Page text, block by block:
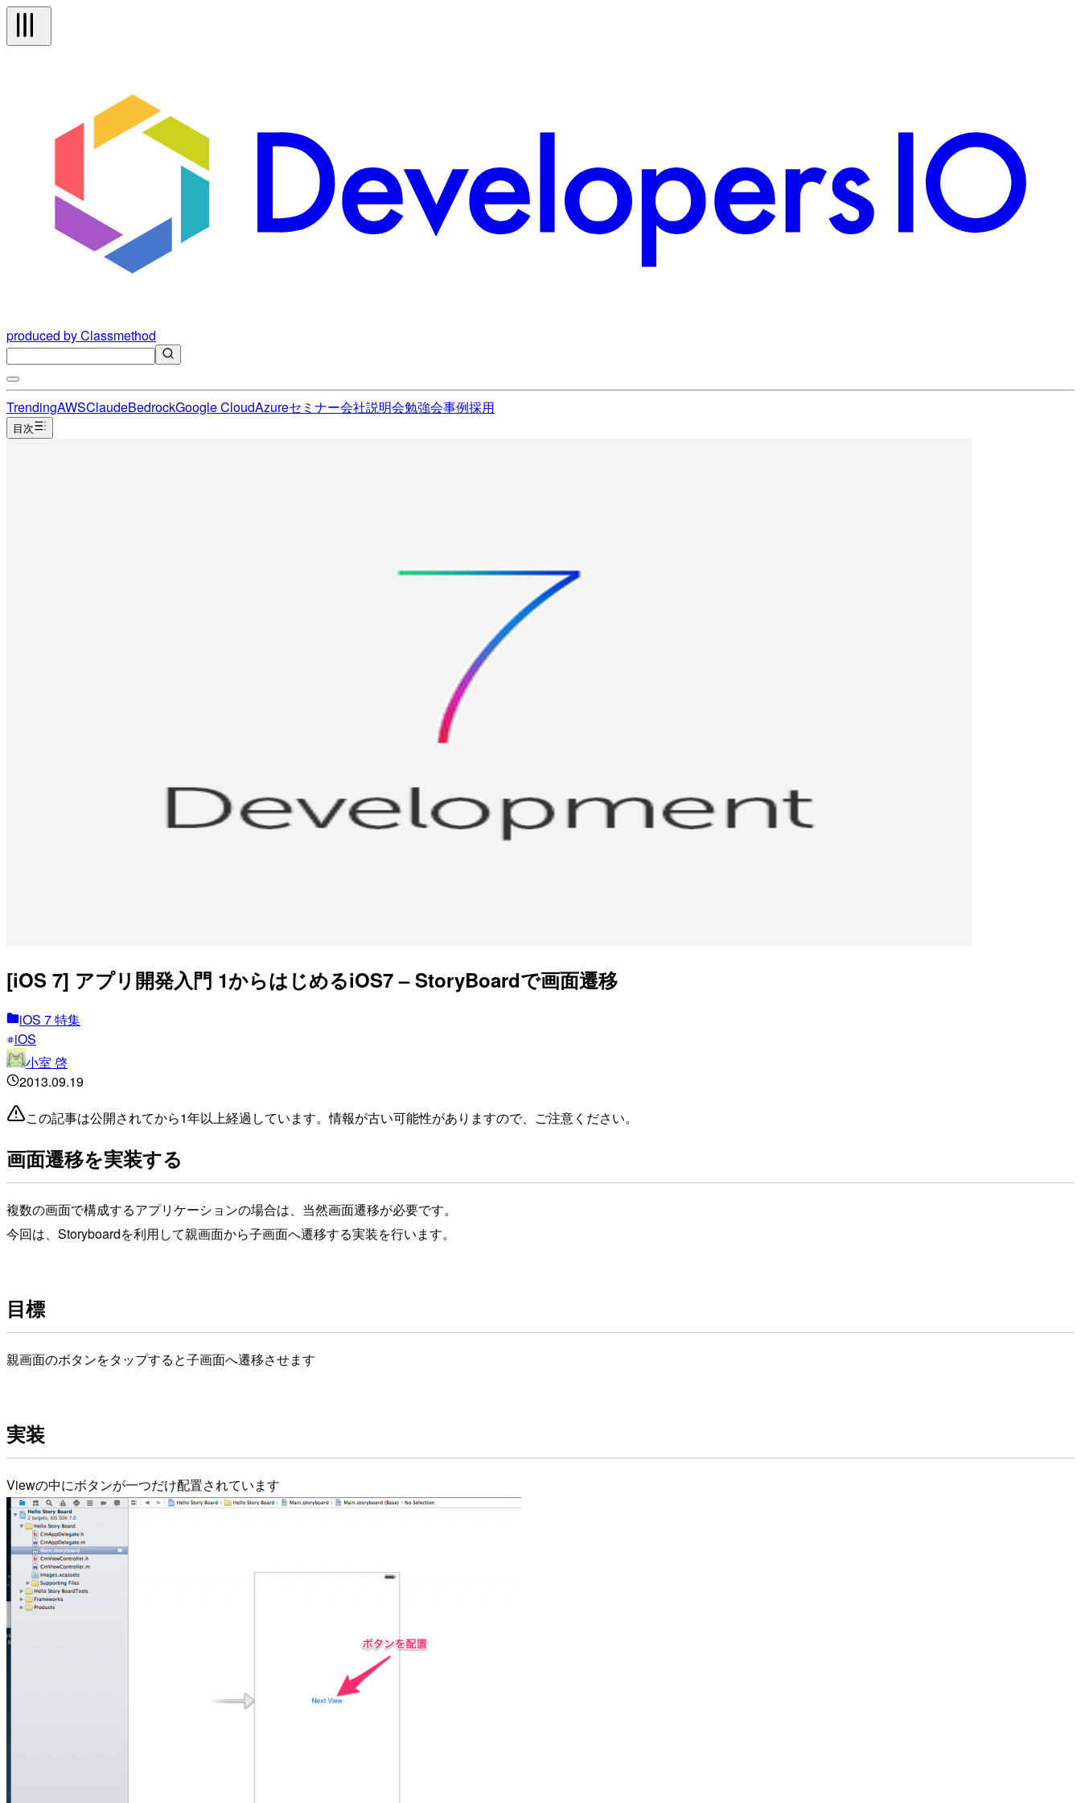
produced by Classmethod
TrendingAWSClaudeBedrockGoogle CloudAzureセミナー会社説明会勉強会事例採用
目次
[iOS 7] アプリ開発入門 1からはじめるiOS7 – StoryBoardで画面遷移
iOS 7 特集
iOS
小室 啓
2013.09.19
この記事は公開されてから1年以上経過しています。情報が古い可能性がありますので、ご注意ください。
画面遷移を実装する
複数の画面で構成するアプリケーションの場合は、当然画面遷移が必要です。
今回は、Storyboardを利用して親画面から子画面へ遷移する実装を行います。
目標
親画面のボタンをタップすると子画面へ遷移させます
実装
Viewの中にボタンが一つだけ配置されています